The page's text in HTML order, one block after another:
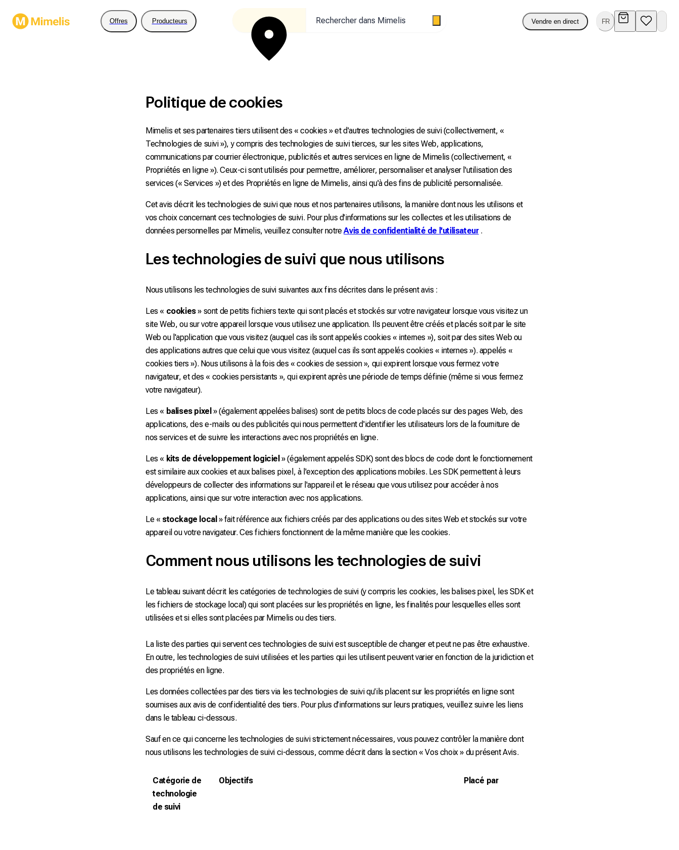
Offres Producteurs Rechercher dans Mimelis Vendre en direct FR
Politique de cookies
Mimelis et ses partenaires tiers utilisent des « cookies » et d'autres technologies de suivi (collectivement, «
Technologies de suivi »), y compris des technologies de suivi tierces, sur les sites Web, applications,
communications par courrier électronique, publicités et autres services en ligne de Mimelis (collectivement, «
Propriétés en ligne »). Ceux-ci sont utilisés pour permettre, améliorer, personnaliser et analyser l'utilisation des
services (« Services ») et des Propriétés en ligne de Mimelis, ainsi qu'à des fins de publicité personnalisée.
Cet avis décrit les technologies de suivi que nous et nos partenaires utilisons, la manière dont nous les utilisons et
vos choix concernant ces technologies de suivi. Pour plus d'informations sur les collectes et les utilisations de
données personnelles par Mimelis, veuillez consulter notreAvis de confidentialité de l'utilisateur.
Les technologies de suivi que nous utilisons
Nous utilisons les technologies de suivi suivantes aux fins décrites dans le présent avis :
Les « cookies» sont de petits fichiers texte qui sont placés et stockés sur votre navigateur lorsque vous visitez un
site Web, ou sur votre appareil lorsque vous utilisez une application. Ils peuvent être créés et placés soit par le site
Web ou l'application que vous visitez (auquel cas ils sont appelés cookies « internes »), soit par des sites Web ou
des applications autres que celui que vous visitez (auquel cas ils sont appelés cookies « internes »). appelés «
cookies tiers »). Nous utilisons à la fois des « cookies de session », qui expirent lorsque vous fermez votre
navigateur, et des « cookies persistants », qui expirent après une période de temps définie (même si vous fermez
votre navigateur).
Les « balises pixel » (également appelées balises) sont de petits blocs de code placés sur des pages Web, des
applications, des e-mails ou des publicités qui nous permettent d'identifier les utilisateurs lors de la fourniture de
nos services et de suivre les interactions avec nos propriétés en ligne.
Les « kits de développement logiciel » (également appelés SDK) sont des blocs de code dont le fonctionnement
est similaire aux cookies et aux balises pixel, à l'exception des applications mobiles. Les SDK permettent à leurs
développeurs de collecter des informations sur l'appareil et le réseau que vous utilisez pour accéder à nos
applications, ainsi que sur votre interaction avec nos applications.
Le « stockage local » fait référence aux fichiers créés par des applications ou des sites Web et stockés sur votre
appareil ou votre navigateur. Ces fichiers fonctionnent de la même manière que les cookies.
Comment nous utilisons les technologies de suivi
Le tableau suivant décrit les catégories de technologies de suivi (y compris les cookies, les balises pixel, les SDK et
les fichiers de stockage local) qui sont placées sur les propriétés en ligne, les finalités pour lesquelles elles sont
utilisées et si elles sont placées par Mimelis ou des tiers.
La liste des parties qui servent ces technologies de suivi est susceptible de changer et peut ne pas être exhaustive.
En outre, les technologies de suivi utilisées et les parties qui les utilisent peuvent varier en fonction de la juridiction et
des propriétés en ligne.
Les données collectées par des tiers via les technologies de suivi qu'ils placent sur les propriétés en ligne sont
soumises aux avis de confidentialité des tiers. Pour plus d’informations sur leurs pratiques, veuillez suivre les liens
dans le tableau ci-dessous.
Sauf en ce qui concerne les technologies de suivi strictement nécessaires, vous pouvez contrôler la manière dont
nous utilisons les technologies de suivi ci-dessous, comme décrit dans la section « Vos choix » du présent Avis.
Catégorie de
technologie
de suivi
Objectifs Placé par